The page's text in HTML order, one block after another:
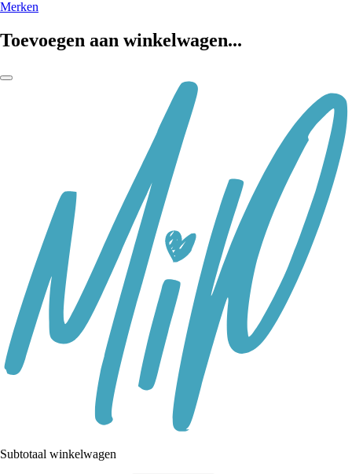
Merken
Toevoegen aan winkelwagen...
Subtotaal winkelwagen